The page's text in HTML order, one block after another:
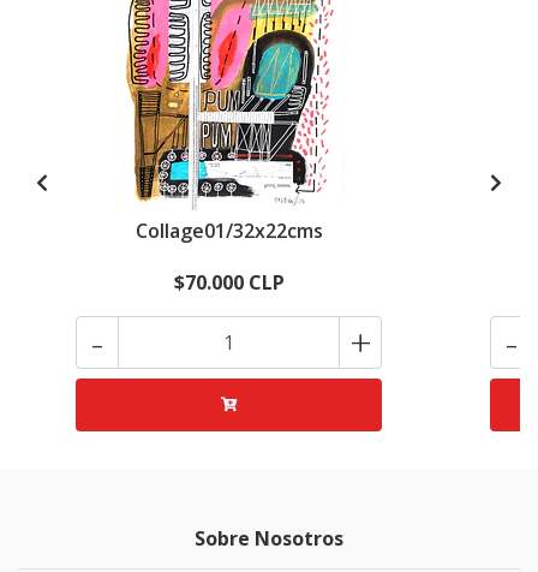
Collage01/32x22cms
$70.000 CLP
- + -
Sobre Nosotros